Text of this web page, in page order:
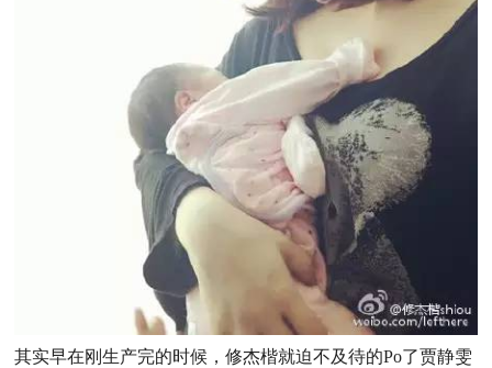
其实早在刚生产完的时候，修杰楷就迫不及待的Po了贾静雯